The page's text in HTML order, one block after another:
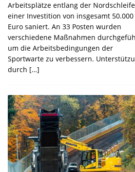
Arbeitsplätze entlang der
einer Investition von insgesamt 50.000
Euro saniert. An 33 Posten wurden
verschiedene Maßnahmen
um die Arbeitsbedingungen der
Sportwarte zu verbessern.
durch […]